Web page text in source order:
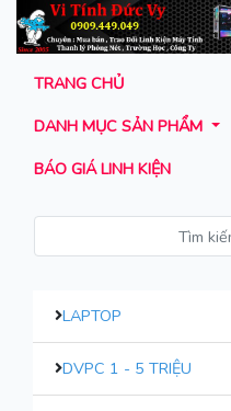
TRANG CHỦ
DANH MỤC SẢN PHẨM
BÁO GIÁ LINH KIỆN
LAPTOP
DVPC 1 - 5 TRIỆU